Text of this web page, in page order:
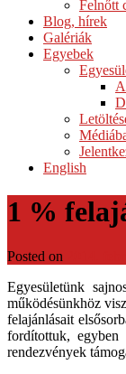
Felnőtt
Blog, hírek
Galériák
Egyebek
English
1 %
Posted on
Egyesületünk
működésünkhöz
felajánlásait
fordítottuk, egyben
rendezvények